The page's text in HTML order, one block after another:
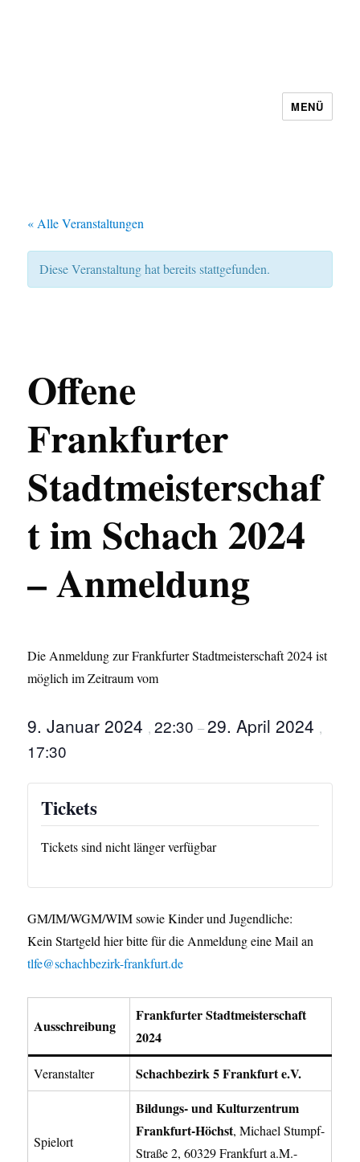
MENÜ
« Alle Veranstaltungen
Diese Veranstaltung hat bereits stattgefunden.
Offene
Frankfurter
Stadtmeisterschaf
t im Schach 2024
– Anmeldung
Die Anmeldung zur Frankfurter Stadtmeisterschaft 2024 ist
möglich im Zeitraum vom
9. Januar 2024 ,22:30– 29. April 2024 ,
17:30
Tickets
Tickets sind nicht länger verfügbar
GM/IM/WGM/WIM sowie Kinder und Jugendliche:
Kein Startgeld hier bitte für die Anmeldung eine Mail an
tlfe@schachbezirk-frankfurt.de
Ausschreibung
Frankfurter Stadtmeisterschaft
2024
Veranstalter Schachbezirk 5 Frankfurt e.V.
Spielort
Bildungs- und Kulturzentrum
Frankfurt-Höchst, Michael Stumpf-
Straße 2, 60329 Frankfurt a.M.-